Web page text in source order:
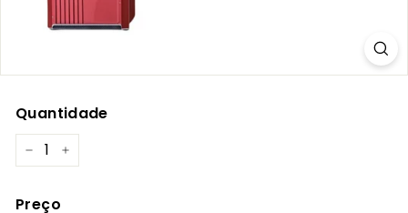
Quantidade
− +
Preço